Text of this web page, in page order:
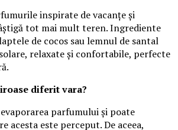
inspirate de vacanțe și
tot mai mult teren. Ingrediente
de cocos sau lemnul de santal
relaxate și confortabile, perfecte
diferit vara?
parfumului și poate
acesta este perceput. De aceea,